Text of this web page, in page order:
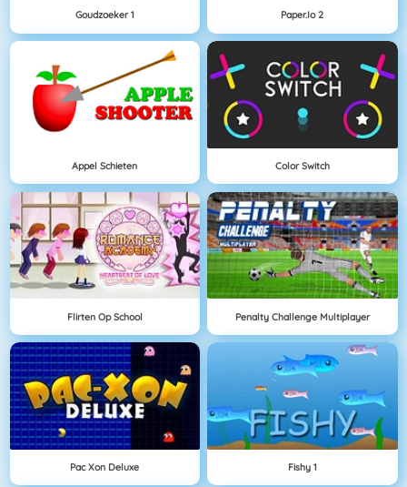
Goudzoeker 1 Paper.io 2
Appel Schieten Color Switch
Flirten Op School Penalty Challenge Multiplayer
Pac Xon Deluxe Fishy 1